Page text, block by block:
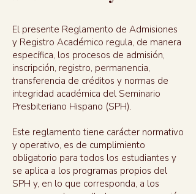
El presente Reglamento de Admisiones
y Registro Académico regula, de manera
específica, los procesos de admisión,
inscripción, registro, permanencia,
transferencia de créditos y normas de
integridad académica del Seminario
Presbiteriano Hispano (SPH).
Este reglamento tiene carácter normativo
y operativo, es de cumplimiento
obligatorio para todos los estudiantes y
se aplica a los programas propios del
SPH y, en lo que corresponda, a los